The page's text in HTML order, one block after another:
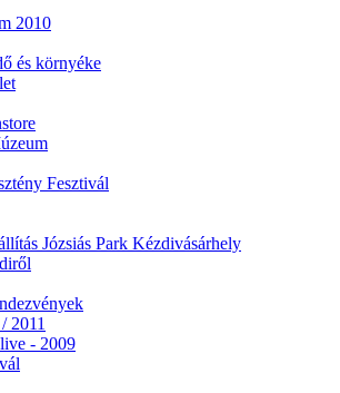
2010
és környéke
Fesztivál
Józsiás Park Kézdivásárhely
2011
- 2009